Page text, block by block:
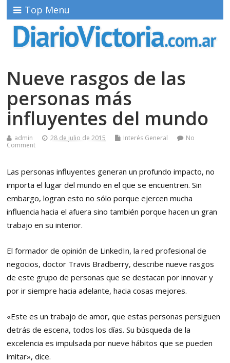
Top Menu
Nueve rasgos de las
personas más
influyentes del mundo
admin 28 de julio de 2015 Interés General
No
Comment
Las personas influyentes generan un profundo impacto, no
importa el lugar del mundo en el que se encuentren. Sin
embargo, logran esto no sólo porque ejercen mucha
influencia hacia el afuera sino también porque hacen un gran
trabajo en su interior.
El formador de opinión de LinkedIn, la red profesional de
negocios, doctor Travis Bradberry, describe nueve rasgos
de este grupo de personas que se destacan por innovar y
por ir siempre hacia adelante, hacia cosas mejores.
«Este es un trabajo de amor, que estas personas persiguen
detrás de escena, todos los días. Su búsqueda de la
excelencia es impulsada por nueve hábitos que se pueden
imitar», dice.